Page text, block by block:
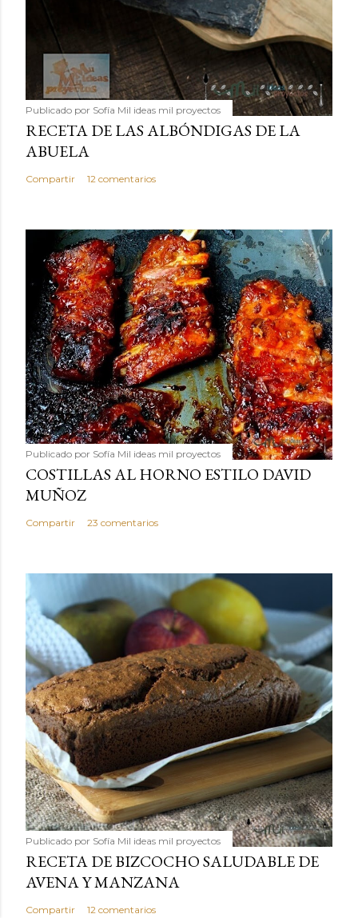
Publicado por Sofía Mil ideas mil proyectos
RECETA DE LAS ALBÓNDIGAS DE LA
ABUELA
Compartir 12 comentarios
Publicado por Sofía Mil ideas mil proyectos
COSTILLAS AL HORNO ESTILO DAVID
MUÑOZ
Compartir 23 comentarios
Publicado por Sofía Mil ideas mil proyectos
RECETA DE BIZCOCHO SALUDABLE DE
AVENA Y MANZANA
Compartir 12 comentarios